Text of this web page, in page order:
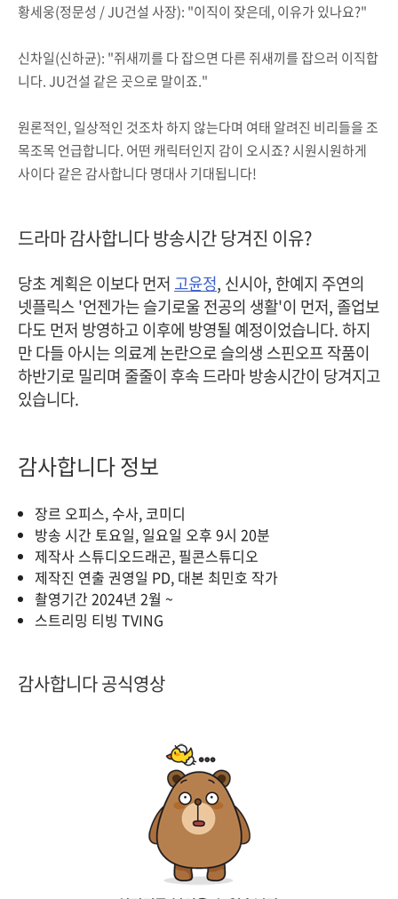
황세웅(정문성 / JU건설 사장): "이직이 잦은데, 이유가 있나요?"
신차일(신하균): "쥐새끼를 다 잡으면 다른 쥐새끼를 잡으러 이직합
니다. JU건설 같은 곳으로 말이죠."
원론적인, 일상적인 것조차 하지 않는다며 여태 알려진 비리들을 조
목조목 언급합니다. 어떤 캐릭터인지 감이 오시죠? 시원시원하게
사이다 같은 감사합니다 명대사 기대됩니다!
드라마 감사합니다 방송시간 당겨진 이유?
당초 계획은 이보다 먼저 고윤정, 신시아, 한예지 주연의
넷플릭스 '언젠가는 슬기로울 전공의 생활'이 먼저, 졸업보
다도 먼저 방영하고 이후에 방영될 예정이었습니다. 하지
만 다들 아시는 의료계 논란으로 슬의생 스핀오프 작품이
하반기로 밀리며 줄줄이 후속 드라마 방송시간이 당겨지고
있습니다.
감사합니다 정보
장르 오피스, 수사, 코미디
방송 시간 토요일, 일요일 오후 9시 20분
제작사 스튜디오드래곤, 필콘스튜디오
제작진 연출 권영일 PD, 대본 최민호 작가
촬영기간 2024년 2월 ~
스트리밍 티빙 TVING
감사합니다 공식영상